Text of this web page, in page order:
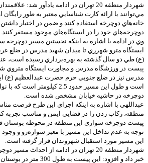
شهردار منطقه 20 تهران در ادامه يادآور شد:
مي‌توانند با ارائه كارت شناسايي معتبر به طور
خانه‌هاي دوچرخه استفاده كنند و ضمن در اختيار
دوچرخه‌هاي خود را در ايستگاه‌هاي موجود مستقر كنند.
وي در ادامه با اشاره به اينكه نخستين مسير دوچرخه
ايستگاه مترو شهرري تا ميدان شهيد مدرس در ضلع
(ع) طي دو سال گذشته به بهره‌برداري رسيده است،
پيست در ورزشگاه مدرس و مجاورت ايستگاه متروي
مدرس نيز در ضلع جنوبي حرم حضرت عبدالعظيم (ع)
است و طول اين مسير حدود 2.5
دوچرخه در حاشيه خيابان مشخص شده است.
عبداللهي با اشاره به اينكه اجراي اين طرح فرصت
منطقه، ركاب زدن را در فضايي ايمن و مناسب تجربه
پيست دوچرخه سواري اين منطقه در محوطه بوستان
توجه به عدم تداخل اين مسير با معبر سواره‌رو و وجود
اين مسير مورد استقبال شهروندان قرار گرفته است.
شهردار منطقه 20 تهران در ادامه از احداث
خبر داد و افزود: اين پيست